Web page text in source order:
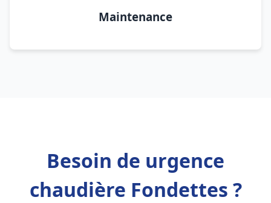
Maintenance
Besoin de urgence
chaudière Fondettes ?